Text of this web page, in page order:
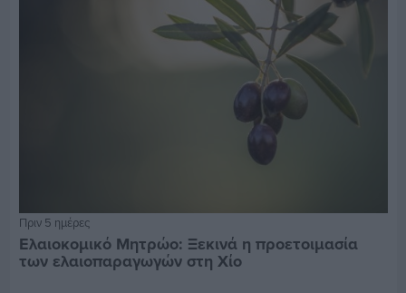
Πριν 5 ημέρες
Ελαιοκομικό Μητρώο: Ξεκινά η προετοιμασία
των ελαιοπαραγωγών στη Χίο